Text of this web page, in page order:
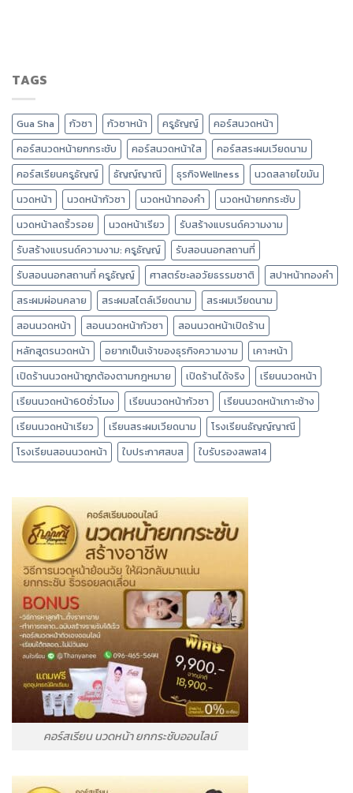
TAGS
Gua Sha กัวซา กัวซาหน้า ครูธัญญ์
คอร์สนวดหน้า
คอร์สนวดหน้ายกกระชับ
คอร์สนวดหน้าใส
คอร์สสระผมเวียดนาม
คอร์สเรียนครูธัญญ์
ธัญญ์ญาณี ธุรกิจWellness
นวดสลายไขมัน
นวดหน้า
นวดหน้ากัวซา นวดหน้าทองคำ
นวดหน้ายกกระชับ
นวดหน้าลดริ้วรอย
นวดหน้าเรียว
รับสร้างแบรนด์ความงาม
รับสร้างแบรนด์ความงาม: ครูธัญญ์
รับสอนนอกสถานที่
รับสอนนอกสถานที่ ครูธัญญ์
ศาสตร์ชะลอวัยธรรมชาติ
สปาหน้าทองคำ
สระผมผ่อนคลาย
สระผมสไตล์เวียดนาม
สระผมเวียดนาม
สอนนวดหน้า
สอนนวดหน้ากัวซา
สอนนวดหน้าเปิดร้าน
หลักสูตรนวดหน้า
อยากเป็นเจ้าของธุรกิจความงาม
เคาะหน้า
เปิดร้านนวดหน้าถูกต้องตามกฎหมาย
เปิดร้านได้จริง
เรียนนวดหน้า
เรียนนวดหน้า60ชั่วโมง
เรียนนวดหน้ากัวซา
เรียนนวดหน้าเกาะช้าง
เรียนนวดหน้าเรียว
เรียนสระผมเวียดนาม
โรงเรียนธัญญ์ญาณี
โรงเรียนสอนนวดหน้า
ใบประกาศสบส ใบรับรองสพส14
คอร์สเรียน นวดหน้า ยกกระชับออนไลน์